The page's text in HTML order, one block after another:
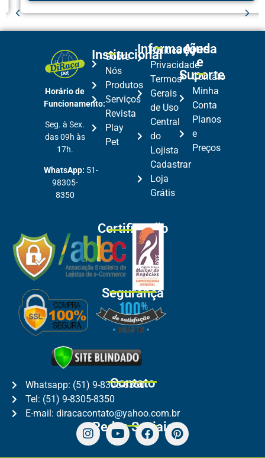
Horário de
Funcionamento:
Seg. à Sex.
das 09h às
17h.
WhatsApp: 51-
98305-
8350
Institucional
Sobre
Nós
Produtos
Serviços
Revista
Play
Pet
Informações
Política de
Privacidade
Termos
Gerais
de Uso
Central
do
Lojista
Cadastrar
Loja
Grátis
Ajuda
e
Suporte
Contato
Minha
Conta
Planos
e
Preços
Certificação
Segurança
Contato
Whatsapp: (51) 9-8305-8350
Tel: (51) 9-8305-8350
E-mail: diracacontato@yahoo.com.br
Redes Sociais